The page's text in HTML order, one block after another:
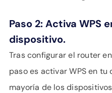
Paso 2: Activa WPS
dispositivo.
Tras configurar el router
paso es activar WPS en
mayoría de los